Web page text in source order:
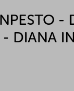
DIANA